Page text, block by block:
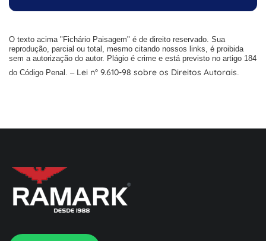
O texto acima "Fichário Paisagem" é de direito reservado. Sua
reprodução, parcial ou total, mesmo citando nossos links, é proibida
sem a autorização do autor. Plágio é crime e está previsto no artigo 184
do Código Penal. – Lei n° 9.610-98 sobre os Direitos Autorais